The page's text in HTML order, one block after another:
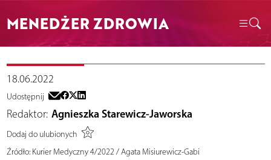
MENEDŻER ZDROWIA
18.06.2022
Udostępnij
Redaktor: Agnieszka Starewicz-Jaworska
Dodaj do ulubionych
Źródło:Kurier Medyczny 4/2022 / Agata Misiurewicz-Gabi